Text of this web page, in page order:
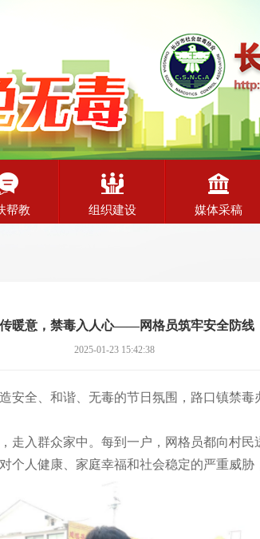
帮教 组织建设 媒体采稿
暖意，禁毒入人心——网格员筑牢安全防线
2025-01-23 15:42:38
全、和谐、无毒的节日氛围，路口镇禁
入群众家中。每到一户，网格员都向村
人健康、家庭幸福和社会稳定的严重威胁